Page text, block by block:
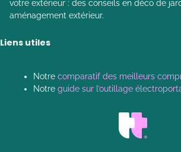
votre extérieur : des conseils en déco de
aménagement extérieur.
Liens utiles
Notre comparatif des meilleurs
Notre guide sur l’outillage